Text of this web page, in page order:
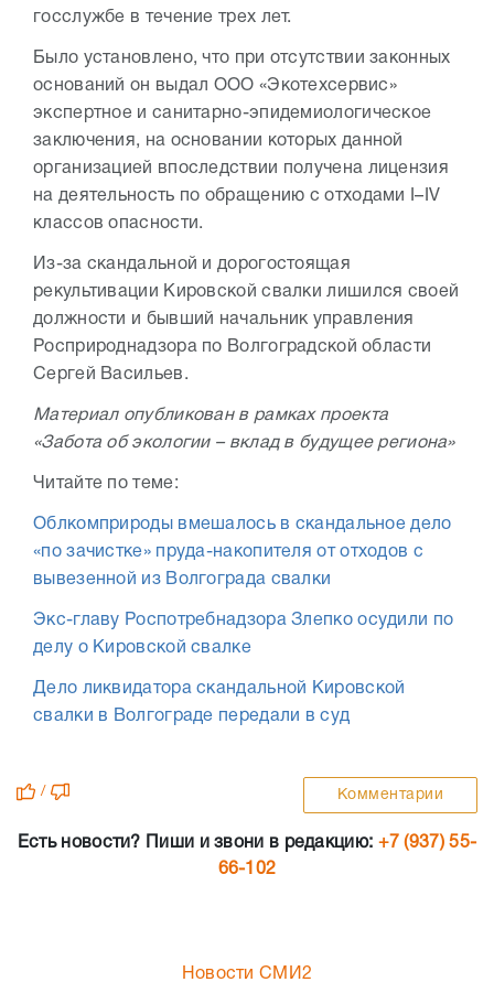
госслужбе в течение трех лет.
Было установлено, что при отсутствии законных
оснований он выдал ООО «Экотехсервис»
экспертное и санитарно-эпидемиологическое
заключения, на основании которых данной
организацией впоследствии получена лицензия
на деятельность по обращению с отходами I–IV
классов опасности.
Из-за скандальной и дорогостоящая
рекультивации Кировской свалки лишился своей
должности и бывший начальник управления
Росприроднадзора по Волгоградской области
Сергей Васильев.
Материал опубликован в рамках проекта
«Забота об экологии – вклад в будущее региона»
Читайте по теме:
Облкомприроды вмешалось в скандальное дело
«по зачистке» пруда-накопителя от отходов с
вывезенной из Волгограда свалки
Экс-главу Роспотребнадзора Злепко осудили по
делу о Кировской свалке
Дело ликвидатора скандальной Кировской
свалки в Волгограде передали в суд
/ Комментарии
Есть новости? Пиши и звони в редакцию: +7 (937) 55-
66-102
Новости СМИ2